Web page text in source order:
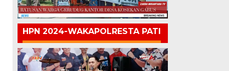
HPN 2024-WAKAPOLRESTA PATI